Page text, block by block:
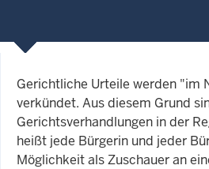
Gerichtliche Urteile werden "im
verkündet. Aus diesem Grund
Gerichtsverhandlungen in der
heißt jede Bürgerin und jeder
Möglichkeit als Zuschauer an